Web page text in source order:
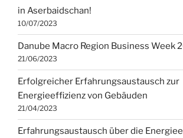
in Aserbaidschan!
10/07/2023
Danube Macro Region Business Week
21/06/2023
Erfolgreicher Erfahrungsaustausch zur
Energieeffizienz von Gebäuden
21/04/2023
Erfahrungsaustausch über die